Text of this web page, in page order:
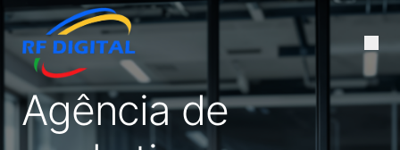
Agência de